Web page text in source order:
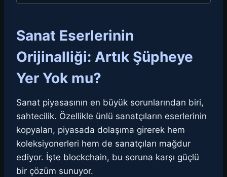
Sanat Eserlerinin
Orijinalliği: Artık Şüpheye
Yer Yok mu?
Sanat piyasasının en büyük sorunlarından biri,
sahtecilik. Özellikle ünlü sanatçıların eserlerinin
kopyaları, piyasada dolaşıma girerek hem
koleksiyonerleri hem de sanatçıları mağdur
ediyor. İşte blockchain, bu soruna karşı güçlü
bir çözüm sunuyor.